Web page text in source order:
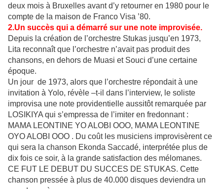
deux mois à Bruxelles avant d’y retourner en 1980 pour le
compte de la maison de Franco Visa ’80.
2.Un succès qui a démarré sur une note improvisée.
Depuis la création de l’orchestre Stukas jusqu’en 1973,
Lita reconnaît que l’orchestre n’avait pas produit des
chansons, en dehors de Muasi et Souci d’une certaine
époque.
Un jour de 1973, alors que l’orchestre répondait à une
invitation à Yolo, révèle –t-il dans l’interview, le soliste
improvisa une note providentielle aussitôt remarquée par
LOSIKIYA qui s’empressa de l’imiter en fredonnant :
MAMA LEONTINE YO ALOBI OOO, MAMA LEONTINE
OYO ALOBI OOO . Du coût les musiciens improvisèrent ce
qui sera la chanson Ekonda Saccadé, interprétée plus de
dix fois ce soir, à la grande satisfaction des mélomanes.
CE FUT LE DEBUT DU SUCCES DE STUKAS. Cette
chanson pressée à plus de 40.000 disques deviendra un